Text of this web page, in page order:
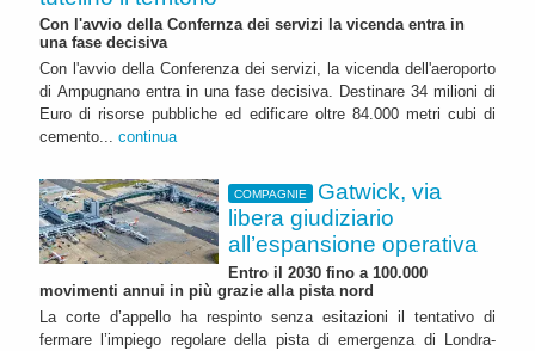
Con l'avvio della Confernza dei servizi la vicenda entra in
una fase decisiva
Con l'avvio della Conferenza dei servizi, la vicenda dell'aeroporto
di Ampugnano entra in una fase decisiva. Destinare 34 milioni di
Euro di risorse pubbliche ed edificare oltre 84.000 metri cubi di
cemento... continua
COMPAGNIE
Gatwick, via
libera giudiziario
all’espansione operativa
Entro il 2030 fino a 100.000
movimenti annui in più grazie alla pista nord
La corte d’appello ha respinto senza esitazioni il tentativo di
fermare l’impiego regolare della pista di emergenza di Londra-